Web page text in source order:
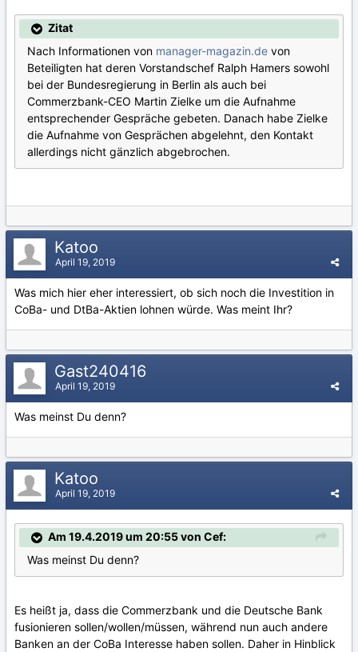
Zitat
Nach Informationen von manager-magazin.de von
Beteiligten hat deren Vorstandschef Ralph Hamers sowohl
bei der Bundesregierung in Berlin als auch bei
Commerzbank-CEO Martin Zielke um die Aufnahme
entsprechender Gespräche gebeten. Danach habe Zielke
die Aufnahme von Gesprächen abgelehnt, den Kontakt
allerdings nicht gänzlich abgebrochen.
Katoo
April 19, 2019
Was mich hier eher interessiert, ob sich noch die Investition in
CoBa- und DtBa-Aktien lohnen würde. Was meint Ihr?
Gast240416
April 19, 2019
Was meinst Du denn?
Katoo
April 19, 2019
Am 19.4.2019 um 20:55 von Cef:
Was meinst Du denn?
Es heißt ja, dass die Commerzbank und die Deutsche Bank
fusionieren sollen/wollen/müssen, während nun auch andere
Banken an der CoBa Interesse haben sollen. Daher in Hinblick